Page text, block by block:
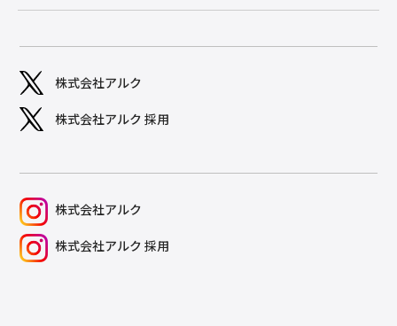
株式会社アルク
株式会社アルク 採用
株式会社アルク
株式会社アルク 採用